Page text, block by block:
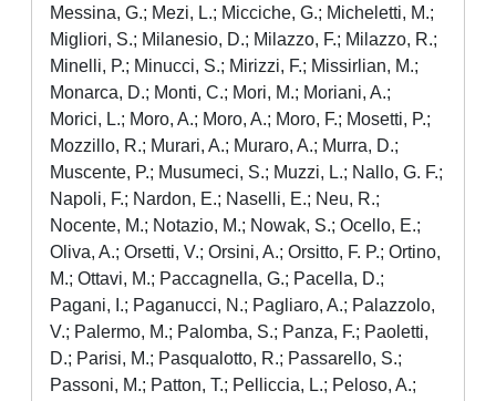
Messina, G.; Mezi, L.; Micciche, G.; Micheletti, M.;
Migliori, S.; Milanesio, D.; Milazzo, F.; Milazzo, R.;
Minelli, P.; Minucci, S.; Mirizzi, F.; Missirlian, M.;
Monarca, D.; Monti, C.; Mori, M.; Moriani, A.;
Morici, L.; Moro, A.; Moro, A.; Moro, F.; Mosetti, P.;
Mozzillo, R.; Murari, A.; Muraro, A.; Murra, D.;
Muscente, P.; Musumeci, S.; Muzzi, L.; Nallo, G. F.;
Napoli, F.; Nardon, E.; Naselli, E.; Neu, R.;
Nocente, M.; Notazio, M.; Nowak, S.; Ocello, E.;
Oliva, A.; Orsetti, V.; Orsini, A.; Orsitto, F. P.; Ortino,
M.; Ottavi, M.; Paccagnella, G.; Pacella, D.;
Pagani, I.; Paganucci, N.; Pagliaro, A.; Palazzolo,
V.; Palermo, M.; Palomba, S.; Panza, F.; Paoletti,
D.; Parisi, M.; Pasqualotto, R.; Passarello, S.;
Passoni, M.; Patton, T.; Pelliccia, L.; Peloso, A.;